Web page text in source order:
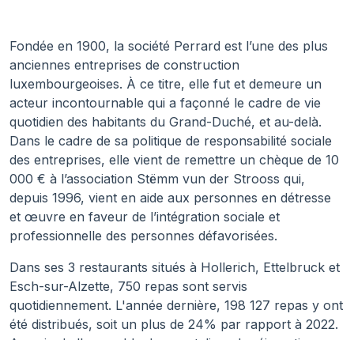
Fondée en 1900, la société Perrard est l’une des plus
anciennes entreprises de construction
luxembourgeoises. À ce titre, elle fut et demeure un
acteur incontournable qui a façonné le cadre de vie
quotidien des habitants du Grand-Duché, et au-delà.
Dans le cadre de sa politique de responsabilité sociale
des entreprises, elle vient de remettre un chèque de 10
000 € à l’association Stëmm vun der Strooss qui,
depuis 1996, vient en aide aux personnes en détresse
et œuvre en faveur de l’intégration sociale et
professionnelle des personnes défavorisées.
Dans ses 3 restaurants situés à Hollerich, Ettelbruck et
Esch-sur-Alzette, 750 repas sont servis
quotidiennement. L'année dernière, 198 127 repas y ont
été distribués, soit un plus de 24% par rapport à 2022.